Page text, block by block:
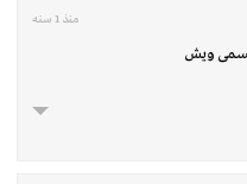
منذ 1 سنه
ويش